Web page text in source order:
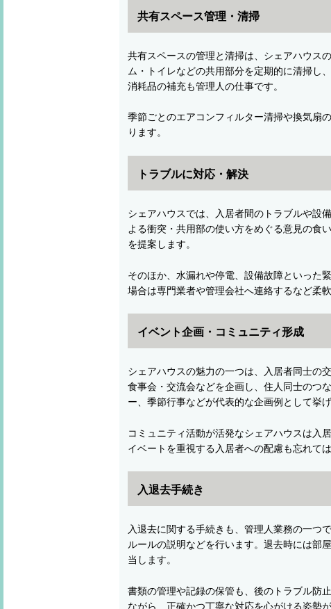
共有スペース管理・清掃
共有スペースの管理と清掃は、シェアハウス
ム・トイレなどの共用部分を定期的に清掃し
消耗品の補充も管理人の仕事です。
季節ごとのエアコンフィルター清掃や換気扇
ります。
トラブルに対応・解決
シェアハウスでは、入居者間のトラブルや設
よる衝突・共用部の使い方をめぐる意見の食
を提案します。
そのほか、水漏れや停電、設備故障といった
場合は専門業者や管理会社へ連絡するなど柔
イベント企画・コミュニティ形成
シェアハウスの魅力の一つは、入居者同士の
食事会・交流会などを企画し、住人同士のつ
ー、季節行事などが代表的な企画例として挙げ
コミュニティ活動が活発なシェアハウスは入
イベートを重視する入居者への配慮も忘れて
入退去手続き
入退去に関する手続きも、管理人業務の一つ
ルールの説明などを行います。退去時には部
当します。
書類の管理や記録の保管も、後のトラブル防
ながら、正確かつ丁寧な対応を心がける姿勢が